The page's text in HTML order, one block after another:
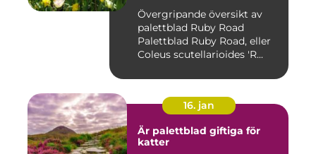
Övergripande översikt av
palettblad Ruby Road
Palettblad Ruby Road, eller
Coleus scutellarioides 'R...
16. jan
Är palettblad giftiga för
katter